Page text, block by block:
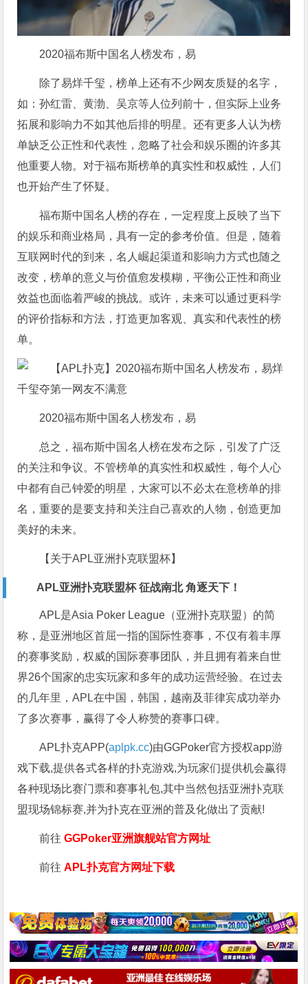
2020福布斯中国名人榜发布，易
除了易烊千玺，榜单上还有不少网友质疑的名字，
如：孙红雷、黄渤、吴京等人位列前十，但实际上业务
拓展和影响力不如其他后排的明星。还有更多人认为榜
单缺乏公正性和代表性，忽略了社会和娱乐圈的许多其
他重要人物。对于福布斯榜单的真实性和权威性，人们
也开始产生了怀疑。
福布斯中国名人榜的存在，一定程度上反映了当下
的娱乐和商业格局，具有一定的参考价值。但是，随着
互联网时代的到来，名人崛起渠道和影响力方式也随之
改变，榜单的意义与价值愈发模糊，平衡公正性和商业
效益也面临着严峻的挑战。或许，未来可以通过更科学
的评价指标和方法，打造更加客观、真实和代表性的榜
单。
2020福布斯中国名人榜发布，易
总之，福布斯中国名人榜在发布之际，引发了广泛
的关注和争议。不管榜单的真实性和权威性，每个人心
中都有自己钟爱的明星，大家可以不必太在意榜单的排
名，重要的是要支持和关注自己喜欢的人物，创造更加
美好的未来。
【关于APL亚洲扑克联盟杯】
APL亚洲扑克联盟杯 征战南北 角逐天下！
APL是Asia Poker League（亚洲扑克联盟）的简
称，是亚洲地区首屈一指的国际性赛事，不仅有着丰厚
的赛事奖励，权威的国际赛事团队，并且拥有着来自世
界26个国家的忠实玩家和多年的成功运营经验。在过去
的几年里，APL在中国，韩国，越南及菲律宾成功举办
了多次赛事，赢得了令人称赞的赛事口碑。
APL扑克APP(aplpk.cc)由GGPoker官方授权app游
戏下载,提供各式各样的扑克游戏,为玩家们提供机会赢得
各种现场比赛门票和赛事礼包,其中当然包括亚洲扑克联
盟现场锦标赛,并为扑克在亚洲的普及化做出了贡献!
前往GGPoker亚洲旗舰站官方网址
前往APL扑克官方网址下载